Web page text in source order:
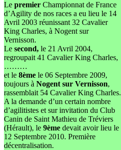
Le premier Championnat de France
d’Agility de nos races a eu lieu le 14
Avril 2003 réunissant 32 Cavalier
King Charles, à Nogent sur
Vernisson.
Le second, le 21 Avril 2004,
regroupait 41 Cavalier King Charles,
………
et le 8ème le 06 Septembre 2009,
toujours à Nogent sur Vernisson,
rassemblait 54 Cavalier King Charles.
A la demande d’un certain nombre
d’agilitistes et sur invitation du Club
Canin de Saint Mathieu de Tréviers
(Hérault), le 9ème devait avoir lieu le
12 Septembre 2010. Première
décentralisation.